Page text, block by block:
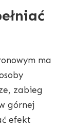
ma
zabieg
górnej
efekt